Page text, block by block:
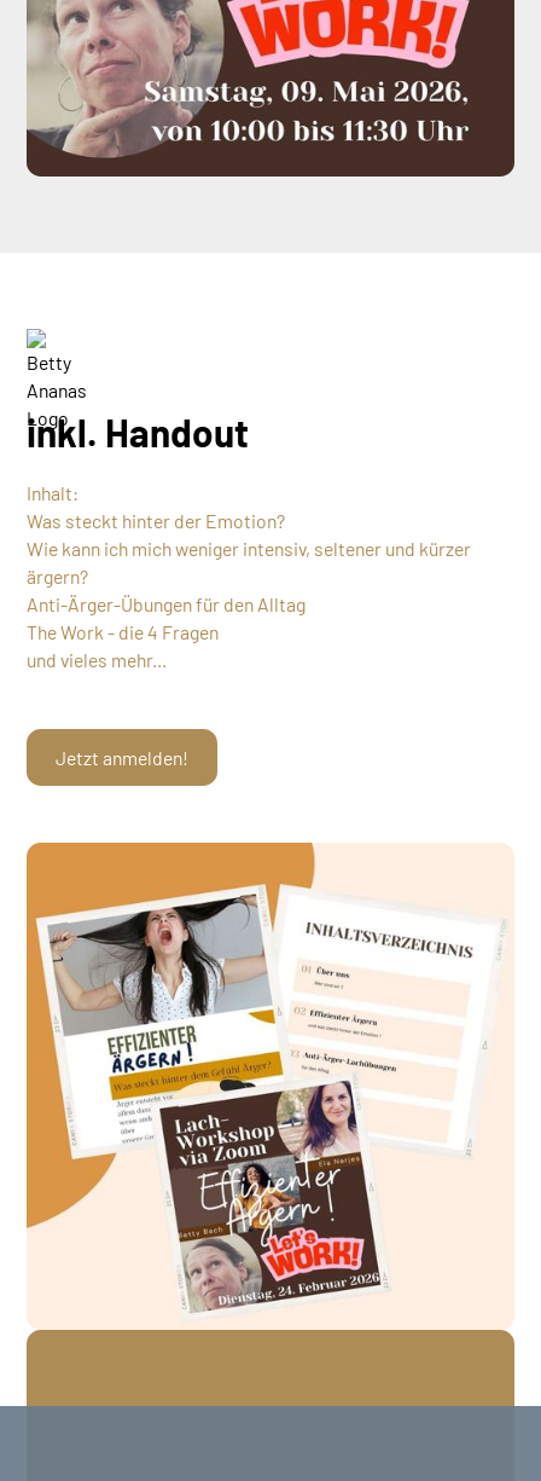
inkl. Handout
Inhalt:
Was steckt hinter der Emotion?
Wie kann ich mich weniger intensiv, seltener und kürzer
ärgern?
Anti-Ärger-Übungen für den Alltag
The Work - die 4 Fragen
und vieles mehr...
Jetzt anmelden!